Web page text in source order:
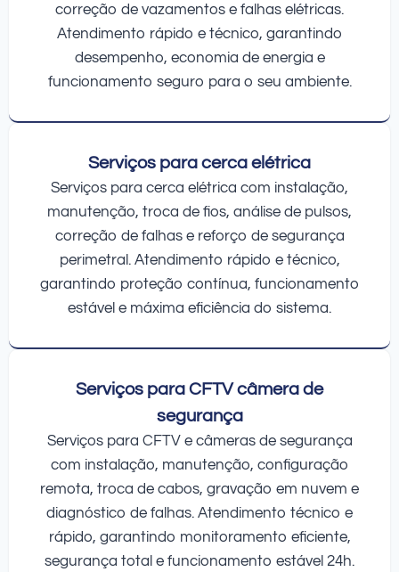
correção de vazamentos e falhas elétricas.
Atendimento rápido e técnico, garantindo
desempenho, economia de energia e
funcionamento seguro para o seu ambiente.
Serviços para cerca elétrica
Serviços para cerca elétrica com instalação,
manutenção, troca de fios, análise de pulsos,
correção de falhas e reforço de segurança
perimetral. Atendimento rápido e técnico,
garantindo proteção contínua, funcionamento
estável e máxima eficiência do sistema.
Serviços para CFTV câmera de
segurança
Serviços para CFTV e câmeras de segurança
com instalação, manutenção, configuração
remota, troca de cabos, gravação em nuvem e
diagnóstico de falhas. Atendimento técnico e
rápido, garantindo monitoramento eficiente,
segurança total e funcionamento estável 24h.